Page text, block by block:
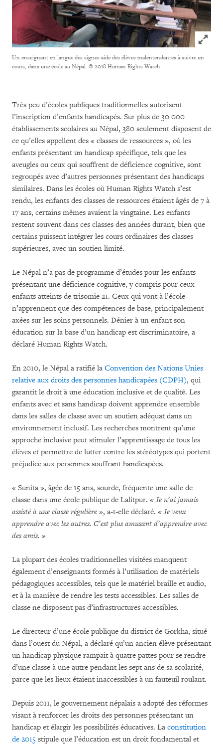
Click to
Un enseignant en langue des signes aide des élèves malentendantes à suivre un
cours, dans une école au Népal. © 2018 Human Rights Watch
Très peu d’écoles publiques traditionnelles autorisent
l’inscription d’enfants handicapés. Sur plus de 30 000
établissements scolaires au Népal, 380 seulement disposent de
ce qu’elles appellent des « classes de ressources », où les
enfants présentant un handicap spécifique, tels que les
aveugles ou ceux qui souffrent de déficience cognitive, sont
regroupés avec d’autres personnes présentant des handicaps
similaires. Dans les écoles où Human Rights Watch s’est
rendu, les enfants des classes de ressources étaient âgés de 7 à
17 ans, certains mêmes avaient la vingtaine. Les enfants
restent souvent dans ces classes des années durant, bien que
certains puissent intégrer les cours ordinaires des classes
supérieures, avec un soutien limité.
Le Népal n’a pas de programme d’études pour les enfants
présentant une déficience cognitive, y compris pour ceux
enfants atteints de trisomie 21. Ceux qui vont à l’école
n’apprennent que des compétences de base, principalement
axées sur les soins personnels. Dénier à un enfant son
éducation sur la base d’un handicap est discriminatoire, a
déclaré Human Rights Watch.
En 2010, le Népal a ratifié la Convention des Nations Unies
relative aux droits des personnes handicapées (CDPH), qui
garantit le droit à une éducation inclusive et de qualité. Les
enfants avec et sans handicap doivent apprendre ensemble
dans les salles de classe avec un soutien adéquat dans un
environnement inclusif. Les recherches montrent qu’une
approche inclusive peut stimuler l’apprentissage de tous les
élèves et permettre de lutter contre les stéréotypes qui portent
préjudice aux personnes souffrant handicapées.
« Sunita », âgée de 15 ans, sourde, fréquente une salle de
classe dans une école publique de Lalitpur. « Je n’ai jamais
assisté à une classe régulière », a-t-elle déclaré. « Je veux
apprendre avec les autres. C’est plus amusant d’apprendre avec
des amis. »
La plupart des écoles traditionnelles visitées manquent
également d’enseignants formés à l’utilisation de matériels
pédagogiques accessibles, tels que le matériel braille et audio,
et à la manière de rendre les tests accessibles. Les salles de
classe ne disposent pas d’infrastructures accessibles.
Le directeur d’une école publique du district de Gorkha, situé
dans l’ouest du Népal, a déclaré qu’un ancien élève présentant
un handicap physique rampait à quatre pattes pour se rendre
d’une classe à une autre pendant les sept ans de sa scolarité,
parce que les lieux étaient inaccessibles à un fauteuil roulant.
Depuis 2011, le gouvernement népalais a adopté des réformes
visant à renforcer les droits des personnes présentant un
handicap et élargir les possibilités éducatives. La constitution
de 2015 stipule que l’éducation est un droit fondamental et